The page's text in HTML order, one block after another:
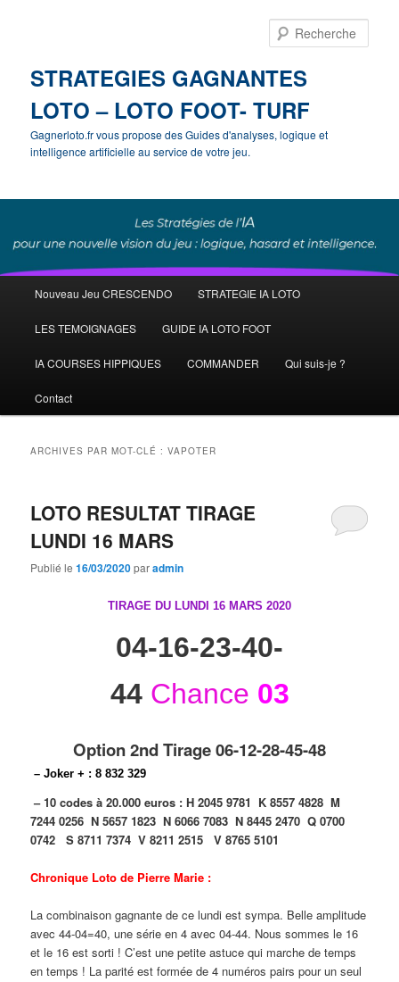
STRATEGIES GAGNANTES
LOTO – LOTO FOOT- TURF
Gagnerloto.fr vous propose des Guides d'analyses, logique et
intelligence artificielle au service de votre jeu.
principal
Aller
au
contenu
Aller
au
contenu
Nouveau Jeu CRESCENDO STRATEGIE IA LOTO
LES TEMOIGNAGES GUIDE IA LOTO FOOT
IA COURSES HIPPIQUES COMMANDER Qui suis-je ?
Contact
ARCHIVES PAR MOT-CLÉ :VAPOTER
LOTO RESULTAT TIRAGE
LUNDI 16 MARS
Publié le16/03/2020paradmin
TIRAGE DU LUNDI 16 MARS 2020
04-16-23-40-
44 Chance 03
Option 2nd Tirage 06-12-28-45-48
– Joker + : 8 832 329
– 10 codes à 20.000 euros :H 2045 9781 K 8557 4828M
7244 0256N 5657 1823N 6066 7083N 8445 2470Q 0700
0742S 8711 7374V 8211 2515V 8765 5101
Chronique Loto de Pierre Marie :
La combinaison gagnante de ce lundi est sympa. Belle amplitude
avec 44-04=40, une série en 4 avec 04-44. Nous sommes le 16
et le 16 est sorti ! C’est une petite astuce qui marche de temps
en temps ! La parité est formée de 4 numéros pairs pour un seul